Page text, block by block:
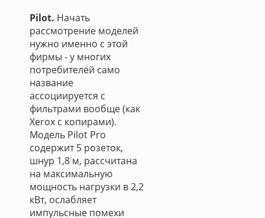
Pilot. Начать
рассмотрение моделей
нужно именно с этой
фирмы - у многих
потребителей само
название
ассоциируется с
фильтрами вообще (как
Xerox с копирами).
Модель Pilot Pro
содержит 5 розеток,
шнур 1,8 м, рассчитана
на максимальную
мощность нагрузки в 2,2
кВт, ослабляет
импульсные помехи